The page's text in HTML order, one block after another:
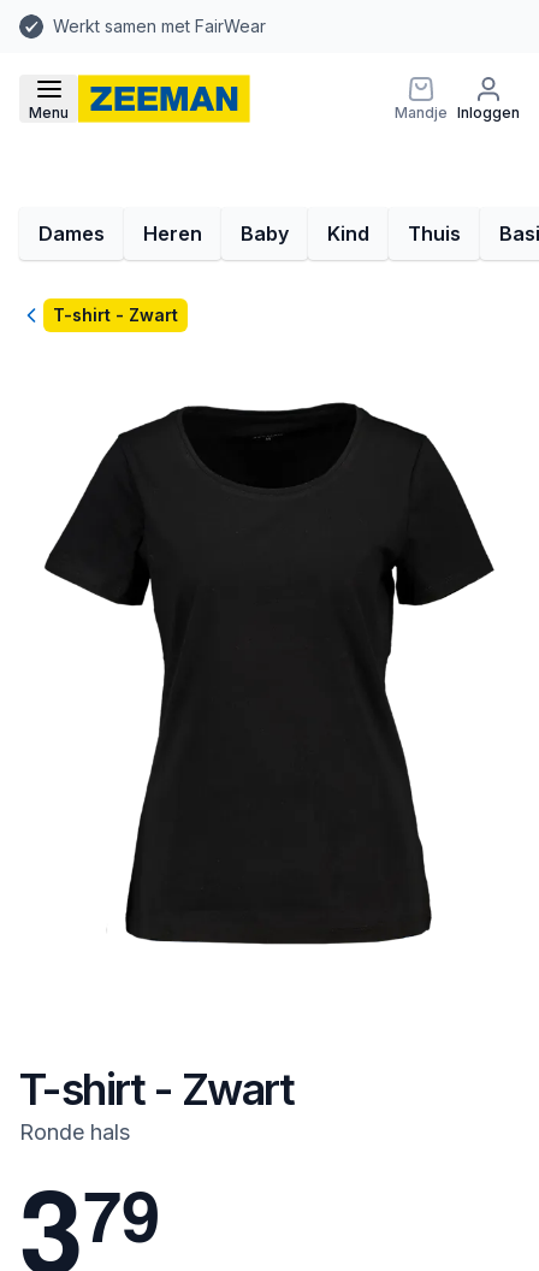
Werkt samen met FairWear
Menu Mandje Inloggen
Dames Heren Baby Kind Thuis
TerugT-shirt - Zwart
T-shirt - Zwart
Ronde hals
379